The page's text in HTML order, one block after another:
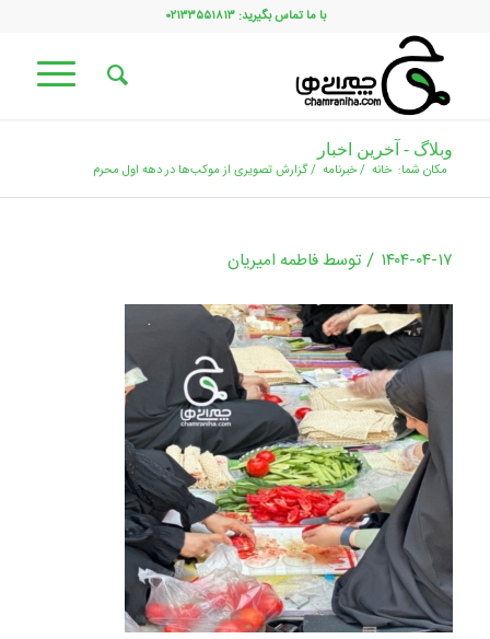
با ما تماس بگیرید: ۰۲۱۳۳۵۵۱۸۱۳
وبلاگ - آخرین اخبار
مکان شما: خانه /خبرنامه /گزارش تصویری از موکب‌ها در دهه اول محرم
۱۴۰۴-۰۴-۱۷ / توسطفاطمه امیریان